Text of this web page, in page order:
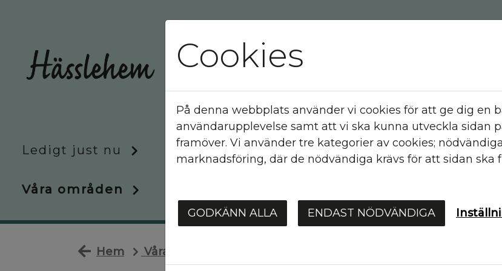
Ledigt just nu Att bo hos oss Samhällsansvar
Våra områden
Hem Våra områden
Cookies
På denna webbplats använder vi cookies för att ge dig en
användarupplevelse samt att vi ska kunna utveckla sidan
framöver. Vi använder tre kategorier av cookies;
marknadsföring, där de nödvändiga krävs för att sidan ska
GODKÄNN ALLA ENDAST NÖDVÄNDIGA